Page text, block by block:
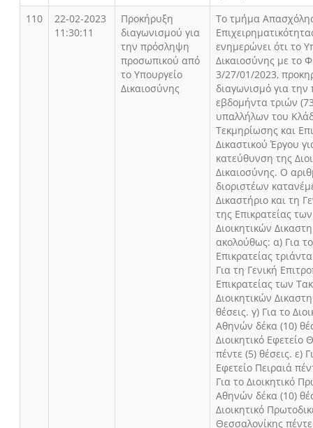
110
22-02-2023
11:30:11
Προκήρυξη
διαγωνισμού για
την πρόσληψη
προσωπικού από
το Υπουργείο
Δικαιοσύνης
Το τμήμα
ενημερώνει ότι το
Δικαιοσύνης με το
3/27/01/2023,
διαγωνισμό για
εβδομήντα τριών
υπαλλήλων του
Τεκμηρίωσης και
Δικαστικού Έργου
κατεύθυνση της
Δικαιοσύνης. Ο
διοριστέων
Δικαστήριο και τη
της Επικρατείας
Διοικητικών
ακολούθως: α) Για
Επικρατείας
Για τη Γενική
Επικρατείας των
Διοικητικών
θέσεις. γ) Για το
Αθηνών δέκα (10)
Διοικητικό Εφετείο
πέντε (5) θέσεις. ε)
Εφετείο Πειραιά
Για το Διοικητικό
Αθηνών δέκα (10)
Διοικητικό
Θεσσαλονίκης